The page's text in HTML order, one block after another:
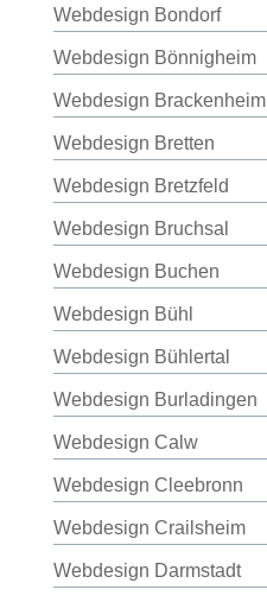
Webdesign Bondorf
Webdesign Bönnigheim
Webdesign Brackenheim
Webdesign Bretten
Webdesign Bretzfeld
Webdesign Bruchsal
Webdesign Buchen
Webdesign Bühl
Webdesign Bühlertal
Webdesign Burladingen
Webdesign Calw
Webdesign Cleebronn
Webdesign Crailsheim
Webdesign Darmstadt